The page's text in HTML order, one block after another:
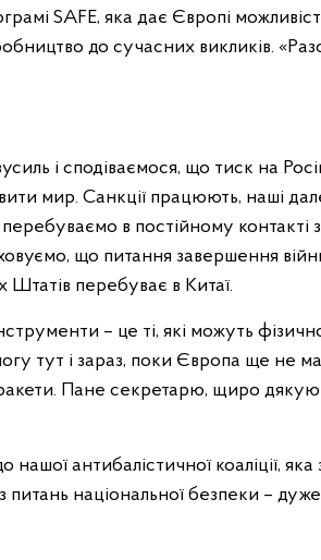
SAFE, яка дає Європі
до сучасних викликів.
і сподіваємося, що тиск на
мир. Санкції працюють, наші
в постійному контакті
що питання завершення
перебуває в Китаї.
– це ті, які можуть
тут і зараз, поки Європа ще не
Пане секретарю, щиро дякую
антибалістичної коаліції,
питань національної безпеки –